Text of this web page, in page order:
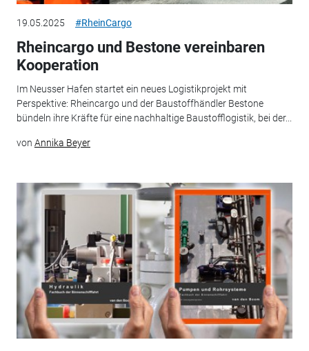
19.05.2025 #RheinCargo
Rheincargo und Bestone vereinbaren
Kooperation
Im Neusser Hafen startet ein neues Logistikprojekt mit
Perspektive: Rheincargo und der Baustoffhändler Bestone
bündeln ihre Kräfte für eine nachhaltige Baustofflogistik, bei der...
von Annika Beyer